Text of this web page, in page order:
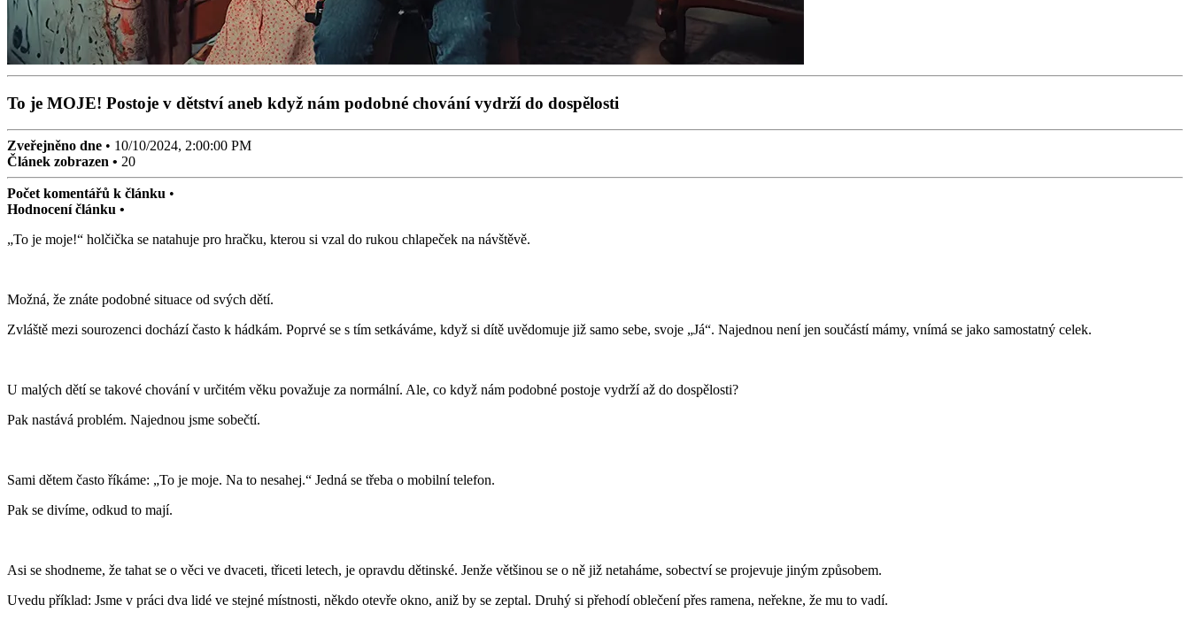
To je MOJE! Postoje v dětství aneb když nám podobné chování vydrží do dospělosti
Zveřejněno dne • 10/10/2024, 2:00:00 PM
Článek zobrazen • 20
Počet komentářů k článku •
Hodnocení článku •
„To je moje!“ holčička se natahuje pro hračku, kterou si vzal do rukou chlapeček na návštěvě.
Možná, že znáte podobné situace od svých dětí.
Zvláště mezi sourozenci dochází často k hádkám. Poprvé se s tím setkáváme, když si dítě uvědomuje již samo sebe, svoje „Já“. Najednou není jen součástí mámy, vnímá se jako samostatný celek.
U malých dětí se takové chování v určitém věku považuje za normální. Ale, co když nám podobné postoje vydrží až do dospělosti?
Pak nastává problém. Najednou jsme sobečtí.
Sami dětem často říkáme: „To je moje. Na to nesahej.“ Jedná se třeba o mobilní telefon.
Pak se divíme, odkud to mají.
Asi se shodneme, že tahat se o věci ve dvaceti, třiceti letech, je opravdu dětinské. Jenže většinou se o ně již netaháme, sobectví se projevuje jiným způsobem.
Uvedu příklad: Jsme v práci dva lidé ve stejné místnosti, někdo otevře okno, aniž by se zeptal. Druhý si přehodí oblečení přes ramena, neřekne, že mu to vadí.